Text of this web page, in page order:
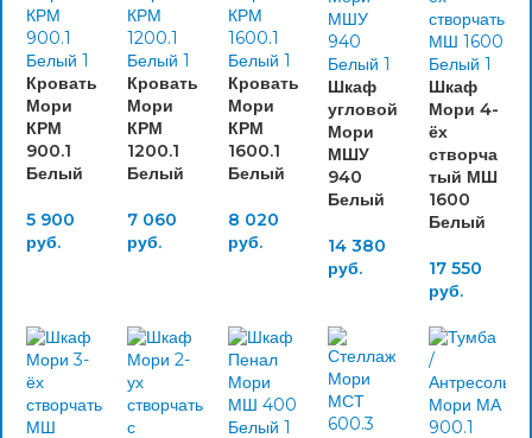
Кровать
Мори
КРМ
900.1
Белый
5 900
руб.
Кровать
Мори
КРМ
1200.1
Белый
7 060
руб.
Кровать
Мори
КРМ
1600.1
Белый
8 020
руб.
Шкаф
угловой
Мори
МШУ
940
Белый
14 380
руб.
Шкаф
Мори 4-
ёх
створча
тый МШ
1600
Белый
17 550
руб.